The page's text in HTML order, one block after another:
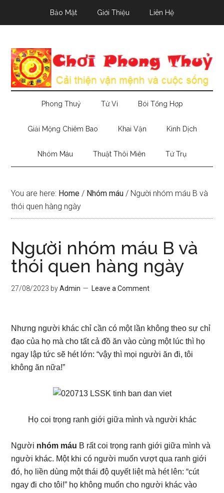
Bảo Mật Giới Thiệu Liên Hệ
Phong Thuỷ Tử Vi Bói Tổng Hợp
Giải Mộng Chiêm Bao Khai Vận Kinh Dịch
Nhóm Máu Thuật Thôi Miên Tứ Trụ
You are here: Home / Nhóm máu / Người nhóm máu B và
thói quen hàng ngày
Người nhóm máu B và
thói quen hàng ngày
27/08/2023 byAdmin Leave a Comment
Nhưng người khác chỉ cần có một lần không theo sự chỉ
đạo của họ mà cho tất cả đồ ăn vào cùng một lúc thì họ
ngay lập tức sẽ hét lớn: “vậy thì mọi người ăn đi, tôi
không ăn nữa!”
Họ coi trọng ranh giới giữa mình và người khác
Người nhóm máu B rất coi trọng ranh giới giữa mình và
người khác. Một khi có người muốn vượt qua ranh giới
đó, họ liền dùng một thái độ quyết liệt mà hét lên: “cút
ngay đi cho tôi!” họ không muốn cho người khác vào